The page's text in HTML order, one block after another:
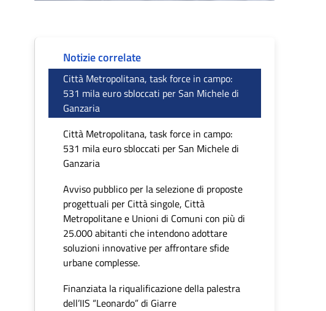
Notizie correlate
Città Metropolitana, task force in campo:
531 mila euro sbloccati per San Michele di
Ganzaria
Città Metropolitana, task force in campo:
531 mila euro sbloccati per San Michele di
Ganzaria
Avviso pubblico per la selezione di proposte
progettuali per Città singole, Città
Metropolitane e Unioni di Comuni con più di
25.000 abitanti che intendono adottare
soluzioni innovative per affrontare sfide
urbane complesse.
Finanziata la riqualificazione della palestra
dell’IIS “Leonardo” di Giarre